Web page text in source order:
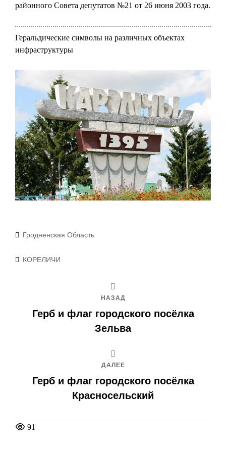
районного Совета депутатов №21 от 26 июня 2003 года.
Геральдические символы на различных объектах
инфраструктуры
Рубрики
Гродненская Область
Метки
КОРЕЛИЧИ
НАЗАД
Герб и флаг городского посёлка
Зельва
ДАЛЕЕ
Герб и флаг городского посёлка
Красносельский
91